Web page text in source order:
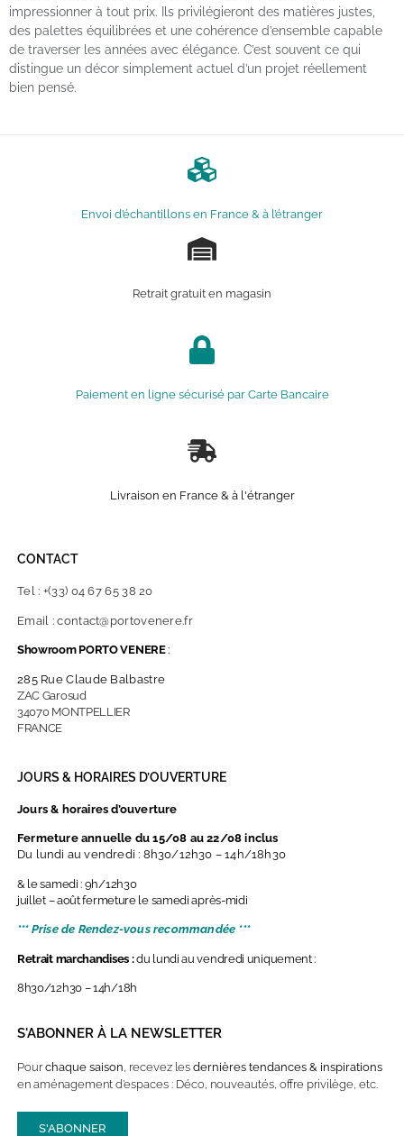
impressionner à tout prix. Ils privilégieront des matières justes,
des palettes équilibrées et une cohérence d’ensemble capable
de traverser les années avec élégance. C’est souvent ce qui
distingue un décor simplement actuel d’un projet réellement
bien pensé.
Envoi d’échantillons en France & à l’étranger
Retrait gratuit en magasin
Paiement en ligne sécurisé par Carte Bancaire
Livraison en France & à l'étranger
CONTACT
Tel : +(33) 04 67 65 38 20
Email : contact@portovenere.fr
Showroom PORTO VENERE:
285 Rue Claude Balbastre
ZAC Garosud
34070 MONTPELLIER
FRANCE
JOURS & HORAIRES D’OUVERTURE
Jours & horaires d’ouverture
Fermeture annuelle du 15/08 au 22/08 inclus
Du lundi au vendredi : 8h30/12h30 – 14h/18h30
& le samedi : 9h/12h30
juillet – août fermeture le samedi après-midi
*** Prise de Rendez-vous recommandée ***
Retrait marchandises :du lundi au vendredi uniquement :
8h30/12h30 – 14h/18h
S'ABONNER À LA NEWSLETTER
Pourchaque saison, recevez les dernières tendances & inspirations
en aménagement d’espaces : Déco, nouveautés, offre privilège, etc.
S'ABONNER